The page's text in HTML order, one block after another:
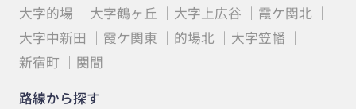
大字的場
大字鶴ヶ丘 大字上広谷
霞ケ関北
大字中新田
霞ケ関東 的場北
大字笠幡
新宿町
関間
路線から探す